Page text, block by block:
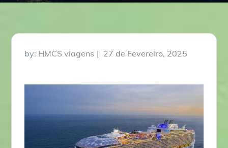
by: HMCS viagens
Posted
27 de Fevereiro, 2025